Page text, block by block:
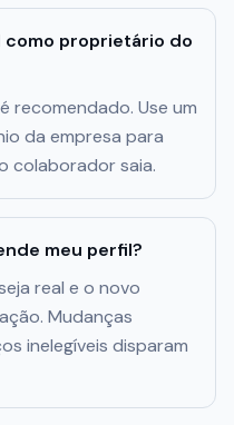
como proprietário do
recomendado. Use um
da empresa para
colaborador saia.
meu perfil?
real e o novo
Mudanças
inelegíveis disparam